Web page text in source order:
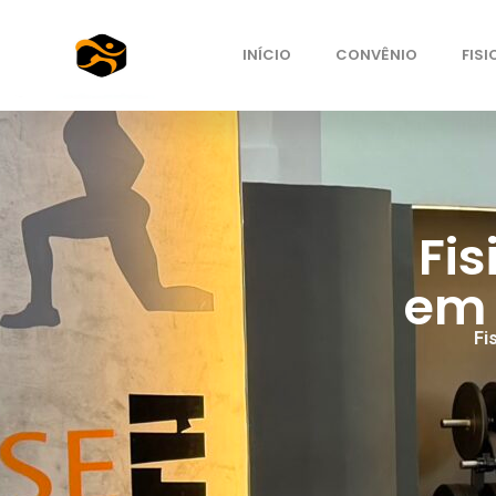
INÍCIO CONVÊNIO